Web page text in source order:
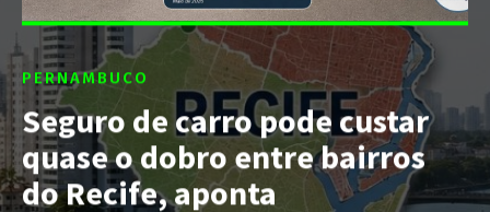
PERNAMBUCO
Seguro de carro pode custar
quase o dobro entre bairros
do Recife, aponta